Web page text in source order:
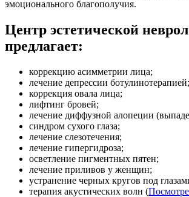
эмоционального благополучия.
Центр эстетической
предлагает:
коррекцию асимметрии лица;
лечение депрессии ботулинотерапией;
коррекция овала лица;
лифтинг бровей;
лечение диффузной алопеции
синдром сухого глаза;
лечение слезотечения;
лечение гипергидроза;
осветление пигментных пятен;
лечение приливов у женщин;
устранение черных кругов под
терапия акустических волн (